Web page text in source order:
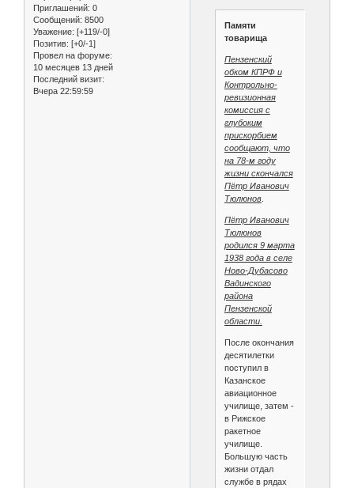
Приглашений: 0
Сообщений: 8500
Уважение: [+119/-0]
Позитив: [+0/-1]
Провел на форуме:
10 месяцев 13 дней
Последний визит:
Вчера 22:59:59
Памяти
товарища
Пензенский
обком КПРФ и
Контрольно-
ревизионная
комиссия с
глубоким
прискорбием
сообщают, что
на 78-м году
жизни скончался
Пётр Иванович
Тюлюнов.
Пётр Иванович
Тюлюнов
родился 9 марта
1938 года в селе
Ново-Дубасово
Вадинского
района
Пензенской
области.
После окончания
десятилетки
поступил в
Казанское
авиационное
училище, затем -
в Рижское
ракетное
училище.
Большую часть
жизни отдал
службе в рядах